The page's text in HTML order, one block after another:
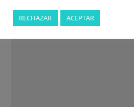
RECHAZAR ACEPTAR